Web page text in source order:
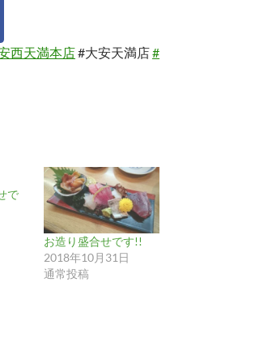
西天満本店#大安天満店#
で
お造り盛合せです!!
2018年10月31日
通常投稿